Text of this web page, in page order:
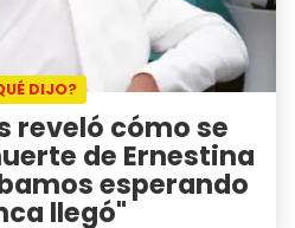
DIJO?
reveló cómo se
de Ernestina
esperando
llegó"